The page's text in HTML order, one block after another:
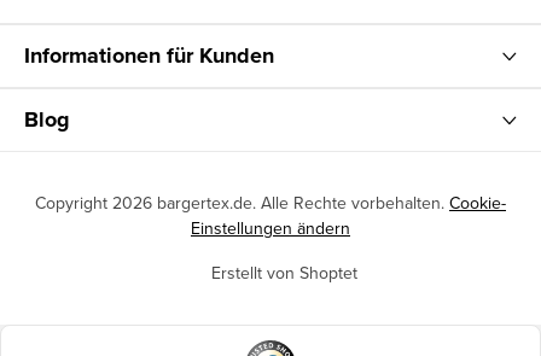
Informationen für Kunden
Blog
Erstellt von Shoptet
Copyright 2026 bargertex.de. Alle Rechte vorbehalten. Cookie-
Einstellungen ändern